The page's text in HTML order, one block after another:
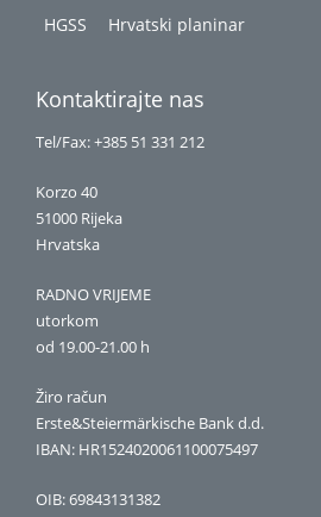
HGSS
Hrvatski planinar
Kontaktirajte nas
Tel/Fax: +385 51 331 212
Korzo 40
51000 Rijeka
Hrvatska
RADNO VRIJEME
utorkom
od 19.00-21.00 h
Žiro račun
Erste&Steiermärkische Bank d.d.
IBAN: HR1524020061100075497
OIB: 69843131382